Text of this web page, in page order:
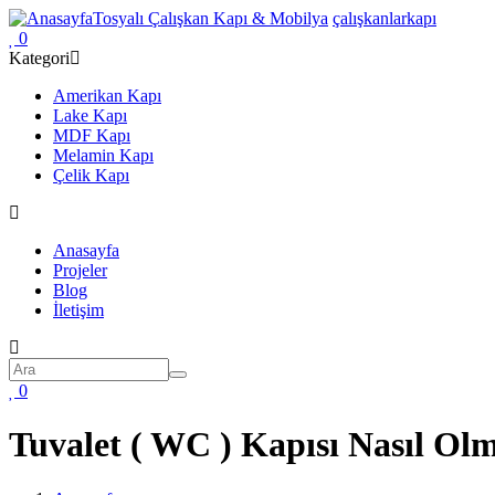
Ana
içeriğe
atla
Tosyalı Çalışkan Kapı & Mobilya çalışkanlarkapı
0
Kategori
Amerikan Kapı
Lake Kapı
MDF Kapı
Melamin Kapı
Çelik Kapı
gezinti
menüsü
Anasayfa
Projeler
Blog
İletişim
Ara
Ara
0
Tuvalet ( WC ) Kapısı Nasıl